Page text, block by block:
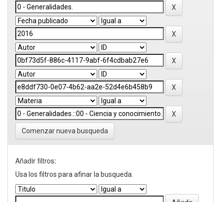
Comenzar nueva busqueda
Añadir filtros:
Usa los filtros para afinar la busqueda.